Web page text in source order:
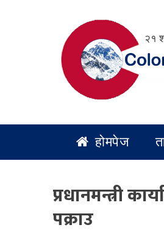
२१
होमपेज
प्रधानमन्त्री
पक्राउ